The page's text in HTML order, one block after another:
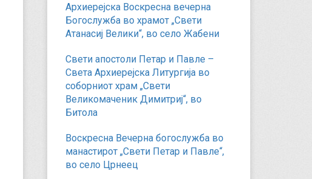
Архиерејска Воскресна вечерна
Богослужба во храмот „Свети
Атанасиј Велики“, во село Жабени
Свети апостоли Петар и Павле –
Света Архиерејска Литургија во
соборниот храм „Свети
Великомаченик Димитриј“, во
Битола
Воскресна Вечерна богослужба во
манастирот „Свети Петар и Павле“,
во село Црнеец